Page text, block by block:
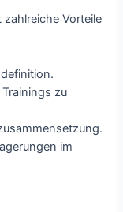
zahlreiche Vorteile
zu
im